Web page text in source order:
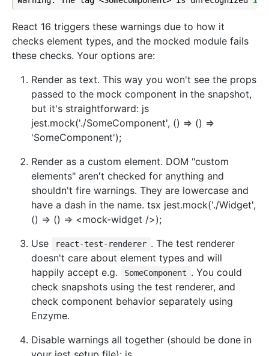
React 16 triggers these warnings due to how it
checks element types, and the mocked module fails
these checks. Your options are:
Render as text. This way you won't see the props
passed to the mock component in the snapshot,
but it's straightforward: js
jest.mock('./SomeComponent', () => () =>
'SomeComponent');
Render as a custom element. DOM "custom
elements" aren't checked for anything and
shouldn't fire warnings. They are lowercase and
have a dash in the name. tsx jest.mock('./Widget',
() => () => <mock-widget />);
Use
react-test-renderer . The test renderer
doesn't care about element types and will
happily accept e.g.
SomeComponent . You could
check snapshots using the test renderer, and
check component behavior separately using
Enzyme.
Disable warnings all together (should be done in